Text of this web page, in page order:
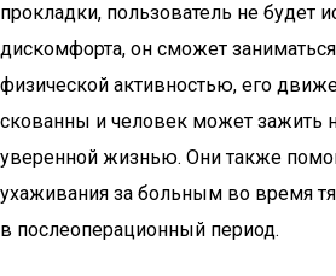
прокладки, пользователь не будет
дискомфорта, он сможет
физической активностью, его
скованны и человек может зажить
уверенной жизнью. Они также
ухаживания за больным во время
в послеоперационный период.